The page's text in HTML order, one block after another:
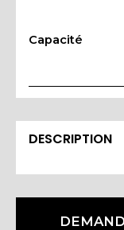
Capacité
DESCRIPTION